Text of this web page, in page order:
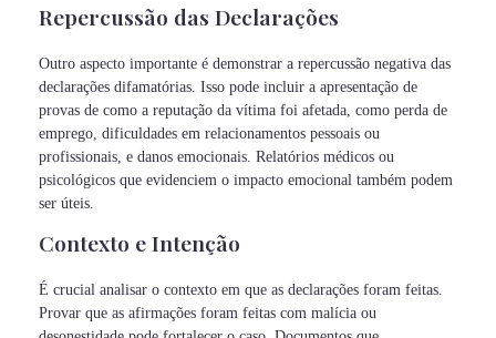
Repercussão das Declarações
Outro aspecto importante é demonstrar a repercussão negativa das
declarações difamatórias. Isso pode incluir a apresentação de
provas de como a reputação da vítima foi afetada, como perda de
emprego, dificuldades em relacionamentos pessoais ou
profissionais, e danos emocionais. Relatórios médicos ou
psicológicos que evidenciem o impacto emocional também podem
ser úteis.
Contexto e Intenção
É crucial analisar o contexto em que as declarações foram feitas.
Provar que as afirmações foram feitas com malícia ou